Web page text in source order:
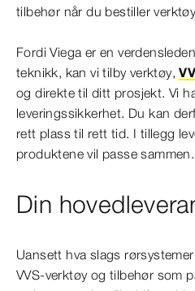
tilbehør når du bestiller
Fordi Viega er en
teknikk, kan vi tilby verktøy,
og direkte til ditt prosjekt. Vi
leveringssikkerhet. Du kan
rett plass til rett tid. I tillegg
produktene vil passe sammen.
Din
Uansett hva slags
VVS-verktøy og tilbehør som